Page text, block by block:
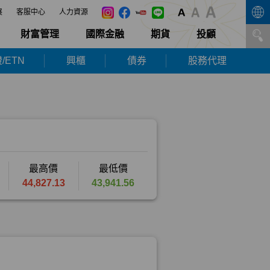
客服中心 人力資源
財富管理 國際金融 期貨 投顧
ETN 興櫃 債券 股務代理